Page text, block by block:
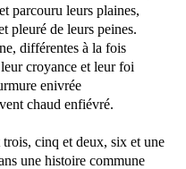
parcouru leurs plaines,
pleuré de leurs peines.
différentes à la fois
croyance et leur foi
enivrée
chaud enfiévré.
cinq et deux, six et une
une histoire commune